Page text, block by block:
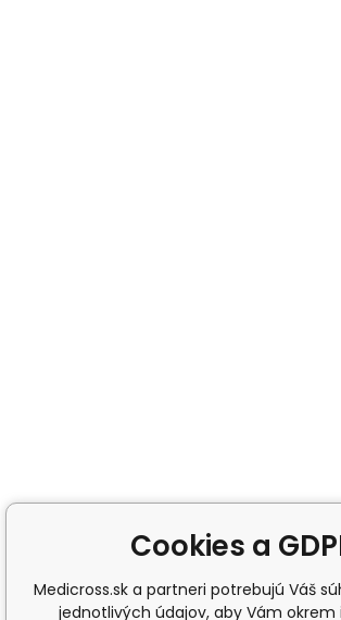
Cookies a
Medicross.sk a partneri potrebujú Váš
jednotlivých údajov, aby Vám okrem